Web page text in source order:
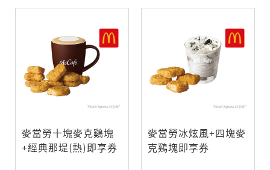
麥當勞十塊麥克鷄塊
+經典那堤(熱)即享券
麥當勞冰炫風+四塊麥
克鷄塊即享券